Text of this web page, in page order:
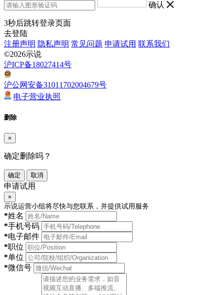
确认
3秒后跳转登录页面
去登陆
注册声明 隐私声明 常见问题 申请试用 联系我们
©2026示说
沪ICP备18027414号
沪公网安备31011702004679号
电子营业执照
删除
×
确定删除吗？
确定 取消
申请试用
×
示说运营小组将尽快与您联系，并提供试用服务
*姓名
*手机号码
*电子邮件
*职位
*单位
*微信号